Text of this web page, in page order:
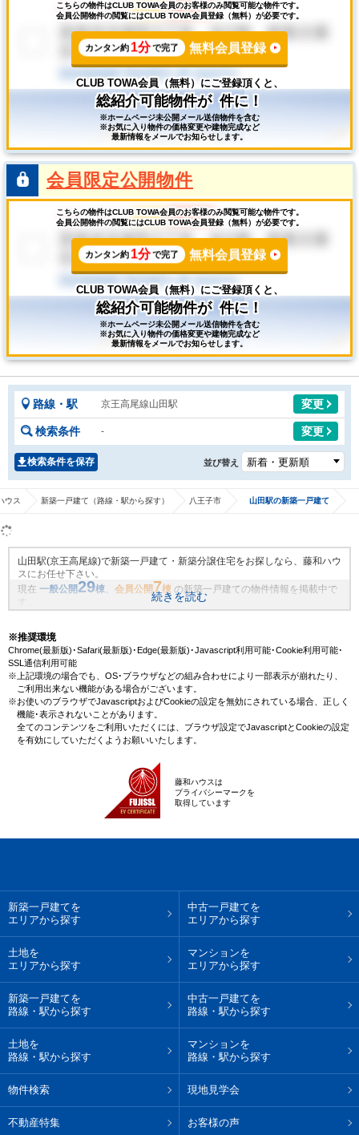
こちらの物件はCLUB TOWA会員のお客様のみ閲覧可能な物件です。
会員公開物件の閲覧にはCLUB TOWA会員登録（無料）が必要です。
カンタン約 1分で完了 無料会員登録
CLUB TOWA会員（無料）にご登録頂くと、
総紹介可能物件が 件に！
※ホームページ未公開メール送信物件を含む
※お気に入り物件の価格変更や建物完成など
最新情報をメールでお知らせします。
会員限定公開物件
こちらの物件はCLUB TOWA会員のお客様のみ閲覧可能な物件です。
会員公開物件の閲覧にはCLUB TOWA会員登録（無料）が必要です。
カンタン約 1分で完了 無料会員登録
CLUB TOWA会員（無料）にご登録頂くと、
総紹介可能物件が 件に！
※ホームページ未公開メール送信物件を含む
※お気に入り物件の価格変更や建物完成など
最新情報をメールでお知らせします。
路線・駅 京王高尾線山田駅 変更
検索条件 - 変更
検索条件を保存 並び替え
ウス 新築一戸建て（路線・駅から探す） 八王子市 山田駅の新築一戸建て
山田駅(京王高尾線)で新築一戸建て・新築分譲住宅をお探しなら、藤和ハウ
スにお任せ下さい。
現在 一般公開29棟 会員公開7棟 の新築一戸建ての物件情報を掲載中で
す。
藤和ハウスは地域密着・創業51年、これまでの膨大なお取引により、山田
す。藤和ハウスで理想の新築一戸建て・マイホームを見つけませんか？
続きを読む
※推奨環境
Chrome(最新版)･Safari(最新版)･Edge(最新版)･Javascript利用可能･Cookie利用可能･
SSL通信利用可能
※上記環境の場合でも、OS･ブラウザなどの組み合わせにより一部表示が崩れたり、
ご利用出来ない機能がある場合がございます。
※お使いのブラウザでJavascriptおよびCookieの設定を無効にされている場合、正しく
機能･表示されないことがあります。
全てのコンテンツをご利用いただくには、ブラウザ設定でJavascriptとCookieの設定
を有効にしていただくようお願いいたします。
藤和ハウスは
プライバシーマークを
取得しています
新築一戸建てを
中古一戸建てを
土地を
マンションを
新築一戸建てを
中古一戸建てを
土地を
マンションを